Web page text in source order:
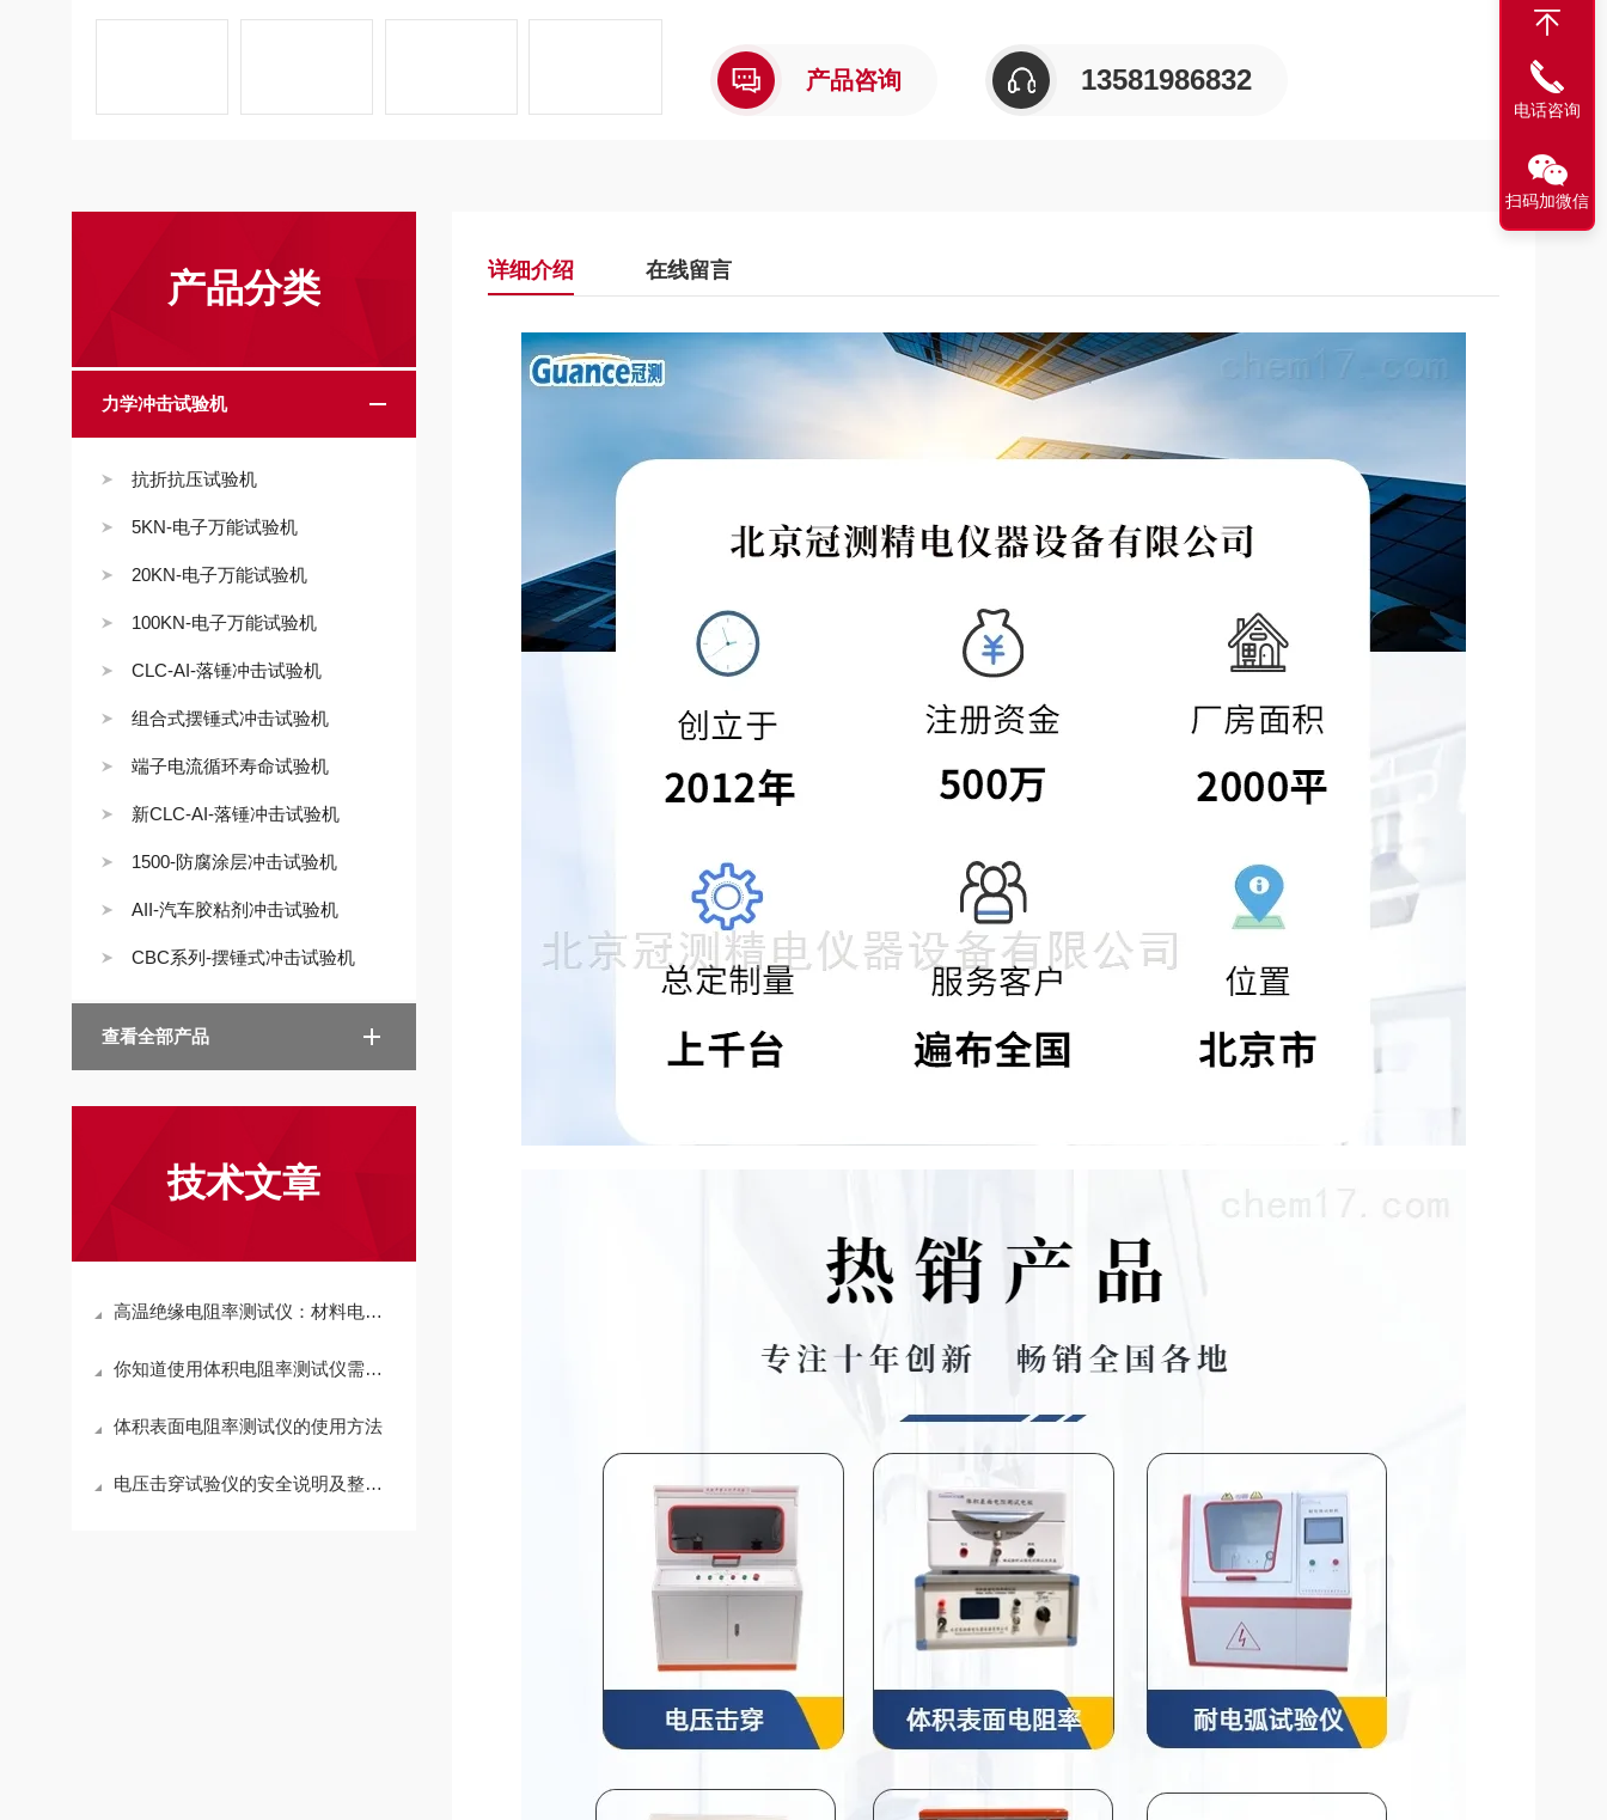
产品咨询 13581986832
产品分类
力学冲击试验机
抗折抗压试验机
5KN-电子万能试验机
20KN-电子万能试验机
100KN-电子万能试验机
CLC-AI-落锤冲击试验机
组合式摆锤式冲击试验机
端子电流循环寿命试验机
新CLC-AI-落锤冲击试验机
1500-防腐涂层冲击试验机
AII-汽车胶粘剂冲击试验机
CBC系列-摆锤式冲击试验机
查看全部产品
技术文章
高温绝缘电阻率测试仪：材料电学性能检测的关键设备
你知道使用体积电阻率测试仪需要注意什么吗
体积表面电阻率测试仪的使用方法
电压击穿试验仪的安全说明及整机组成
详细介绍 在线留言
电话咨询
扫码加微信